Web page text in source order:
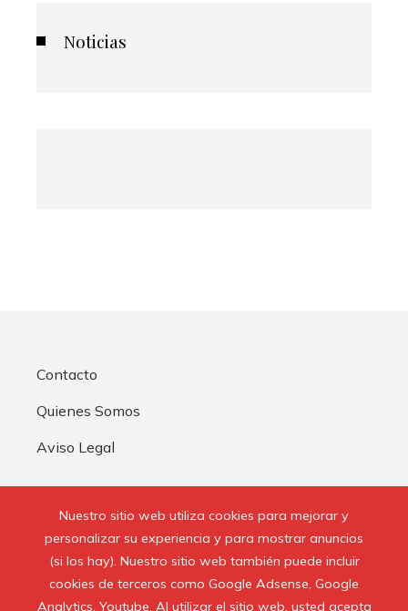
Nuestro sitio web utiliza cookies para mejorar y
personalizar su experiencia y para mostrar anuncios
(si los hay). Nuestro sitio web también puede incluir
cookies de terceros como Google Adsense, Google
Analytics, Youtube. Al utilizar el sitio web, usted acepta
Noticias
Contacto
Quienes Somos
Aviso Legal